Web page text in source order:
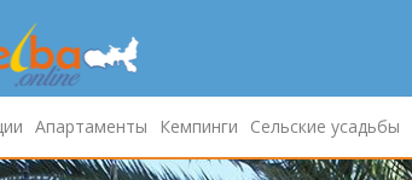
Апартаменты Кемпинги Сельские усадьбы